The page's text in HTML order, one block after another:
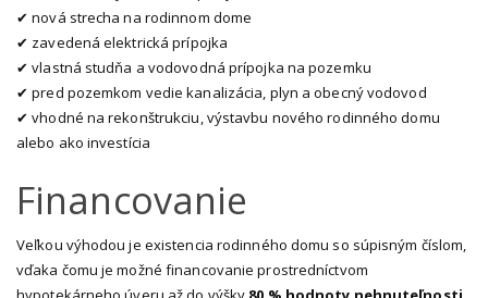
✔ zavedená elektrická prípojka
✔ vlastná studňa a vodovodná prípojka na pozemku
✔ pred pozemkom vedie kanalizácia, plyn a obecný vodovod
✔ vhodné na rekonštrukciu, výstavbu nového rodinného domu
alebo ako investícia
Veľkou výhodou je existencia rodinného domu so súpisným číslom,
vďaka čomu je možné financovanie prostredníctvom
hypotekárneho úveru až do výšky80 % hodnoty nehnuteľnosti